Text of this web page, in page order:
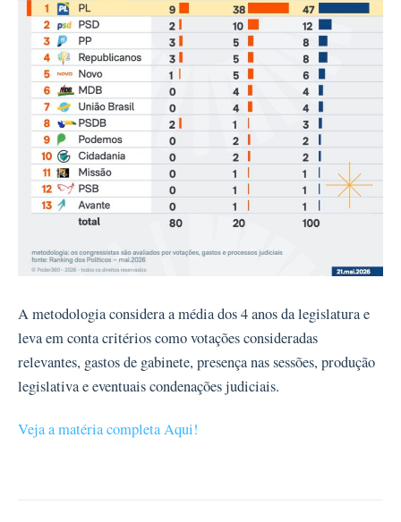
A metodologia considera a média dos 4 anos da legislatura e
leva em conta critérios como votações consideradas
relevantes, gastos de gabinete, presença nas sessões, produção
legislativa e eventuais condenações judiciais.
Veja a matéria completa Aqui!